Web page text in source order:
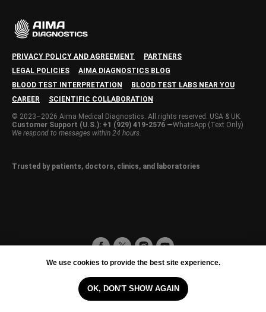
PRIVACY POLICY AND AGREEMENT
PARTNERS
LEGAL POLICIES
AIMA DIAGNOSTICS BLOG
BLOOD TEST INTERPRETATION
BLOOD TEST LABS NEAR YOU
CAREER
SCIENTIFIC COLLABORATION
© 2023–2026 Aima Medical Diagnostics. All rights reserved. USA & UK.
Customer Support (U.S.): +1 (929) 419-2576 —WhatsApp (Text Only)
We respond to messages within 24 hours.
Trusted by patients, doctors, clinics, and laboratories
We use cookies to provide the best site experience.
OK, DON'T SHOW AGAIN